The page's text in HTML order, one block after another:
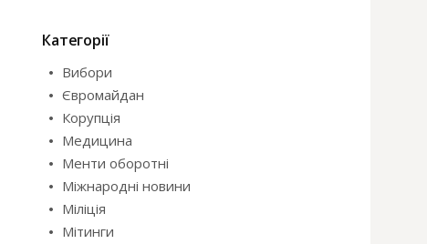
Категорії
Вибори
Євромайдан
Корупція
Медицина
Менти оборотні
Міжнародні новини
Міліція
Мітинги